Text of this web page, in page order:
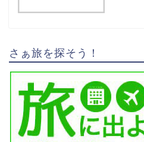
さぁ旅を探そう！